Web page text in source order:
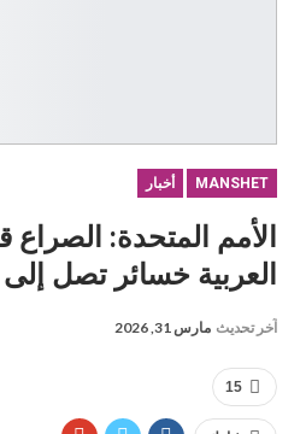
MANSHET أخبار
الأمم المتحدة: الصراع
العربية خسائر تصل إلى 194 مليار دولار
آخر تحديث مارس 31, 2026
15